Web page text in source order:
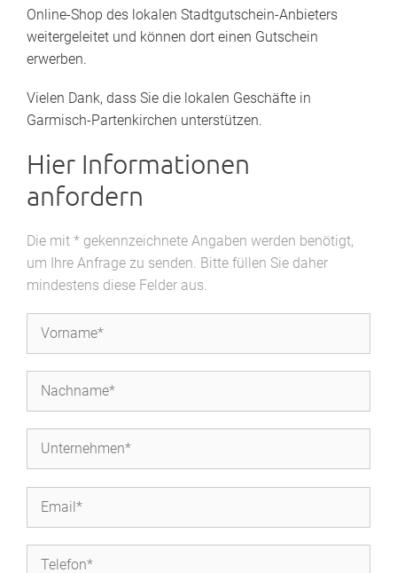
Online-Shop des lokalen Stadtgutschein-Anbieters
weitergeleitet und können dort einen Gutschein
erwerben.
Vielen Dank, dass Sie die lokalen Geschäfte in
Garmisch-Partenkirchen unterstützen.
Hier Informationen
anfordern
Die mit * gekennzeichnete Angaben werden benötigt,
um Ihre Anfrage zu senden. Bitte füllen Sie daher
mindestens diese Felder aus.